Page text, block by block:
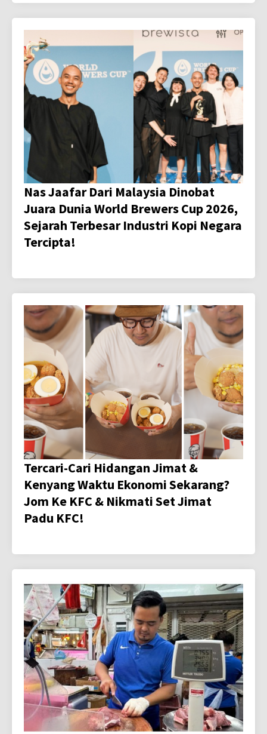
Nas Jaafar Dari Malaysia Dinobat
Juara Dunia World Brewers Cup 2026,
Sejarah Terbesar Industri Kopi Negara
Tercipta!
Tercari-Cari Hidangan Jimat &
Kenyang Waktu Ekonomi Sekarang?
Jom Ke KFC & Nikmati Set Jimat
Padu KFC!